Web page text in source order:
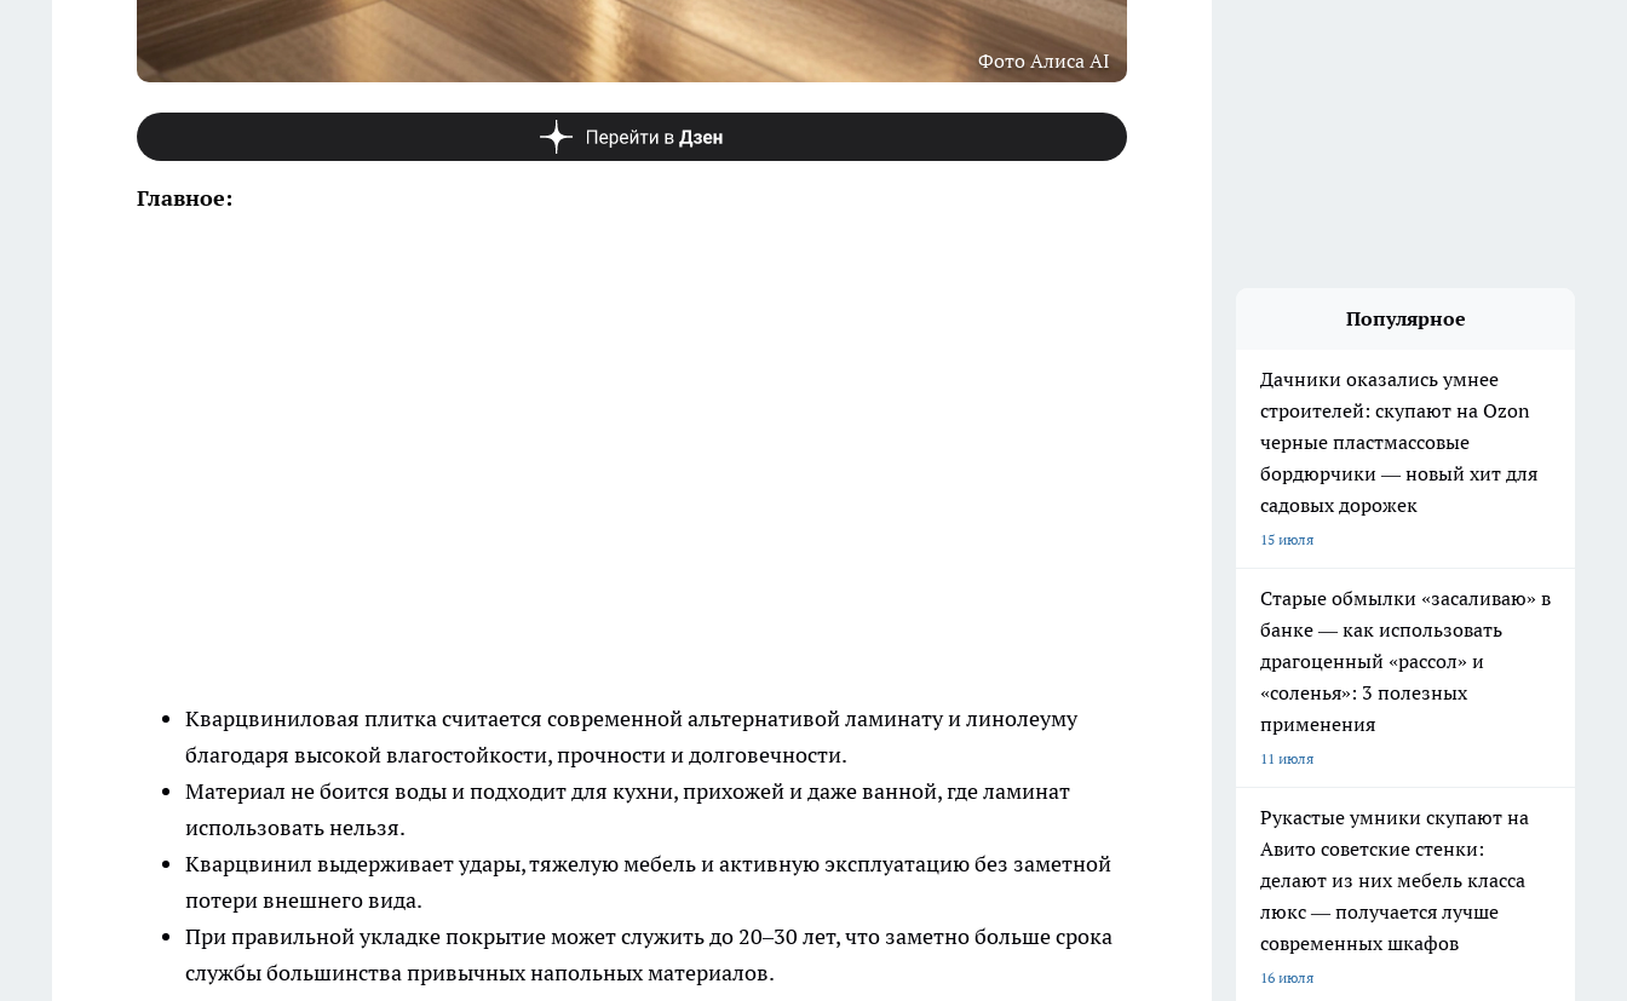
Фото Алиса AI
Главное:
Кварцвиниловая плитка считается современной альтернативой ламинату и линолеуму
благодаря высокой влагостойкости, прочности и долговечности.
Материал не боится воды и подходит для кухни, прихожей и даже ванной, где ламинат
использовать нельзя.
Кварцвинил выдерживает удары, тяжелую мебель и активную эксплуатацию без заметной
потери внешнего вида.
При правильной укладке покрытие может служить до 20–30 лет, что заметно больше срока
службы большинства привычных напольных материалов.
Популярное
Дачники оказались умнее
строителей: скупают на Ozon
черные пластмассовые
бордюрчики — новый хит для
садовых дорожек
15 июля
Старые обмылки «засаливаю» в
банке — как использовать
драгоценный «рассол» и
«соленья»: 3 полезных
применения
11 июля
Рукастые умники скупают на
Авито советские стенки:
делают из них мебель класса
люкс — получается лучше
современных шкафов
16 июля